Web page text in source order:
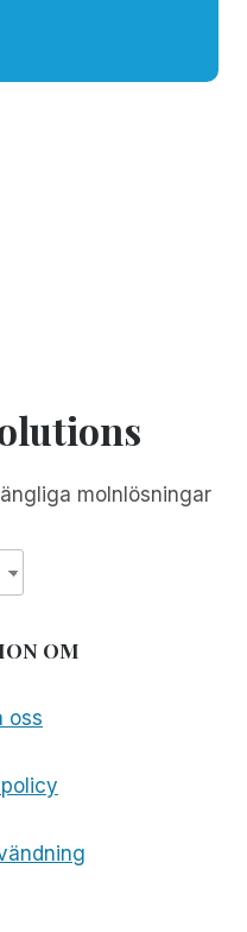
molnlösningar
OM
oss